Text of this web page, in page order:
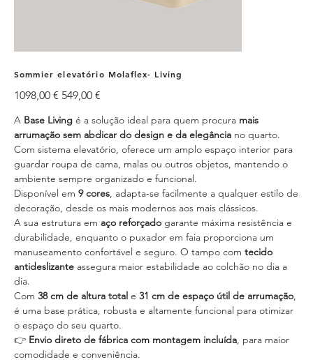
Sommier elevatório Molaflex- Living
Preço
original
1098,00 € Preço
promocional
549,00 €
A Base Living é a solução ideal para quem procura mais
arrumação sem abdicar do design e da elegância no quarto.
Com sistema elevatório, oferece um amplo espaço interior para
guardar roupa de cama, malas ou outros objetos, mantendo o
ambiente sempre organizado e funcional.
Disponível em 9 cores, adapta-se facilmente a qualquer estilo de
decoração, desde os mais modernos aos mais clássicos.
A sua estrutura em aço reforçado garante máxima resistência e
durabilidade, enquanto o puxador em faia proporciona um
manuseamento confortável e seguro. O tampo com tecido
antideslizante assegura maior estabilidade ao colchão no dia a
dia.
Com 38 cm de altura total e 31 cm de espaço útil de arrumação,
é uma base prática, robusta e altamente funcional para otimizar
o espaço do seu quarto.
👉 Envio direto de fábrica com montagem incluída, para maior
comodidade e conveniência.